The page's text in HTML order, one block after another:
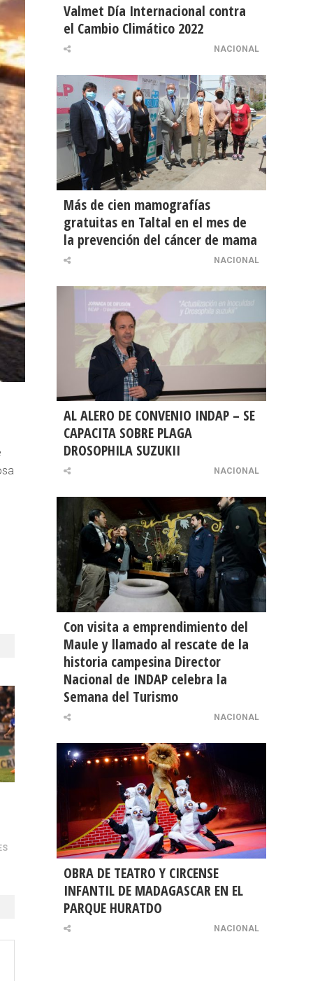
Valmet Día Internacional contra
el Cambio Climático 2022
NACIONAL
Más de cien mamografías
gratuitas en Taltal en el mes de
la prevención del cáncer de mama
NACIONAL
AL ALERO DE CONVENIO INDAP – SE
CAPACITA SOBRE PLAGA
DROSOPHILA SUZUKII
NACIONAL
Con visita a emprendimiento del
Maule y llamado al rescate de la
historia campesina Director
Nacional de INDAP celebra la
Semana del Turismo
NACIONAL
OBRA DE TEATRO Y CIRCENSE
INFANTIL DE MADAGASCAR EN EL
PARQUE HURATDO
NACIONAL